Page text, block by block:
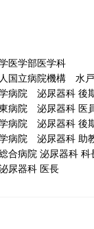
医学部医学科
国立病院機構 水
病院 泌尿器科 後
病院 泌尿器科 医
病院 泌尿器科 後
病院 泌尿器科 助
合病院 泌尿器科 科
尿器科 医長